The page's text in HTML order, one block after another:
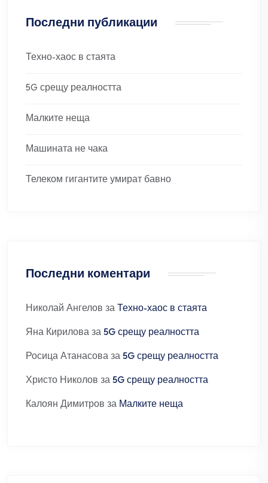
Последни публикации
Техно-хаос в стаята
5G срещу реалността
Малките неща
Машината не чака
Телеком гигантите умират бавно
Последни коментари
Николай Ангелов за Техно-хаос в стаята
Яна Кирилова за 5G срещу реалността
Росица Атанасова за 5G срещу реалността
Христо Николов за 5G срещу реалността
Калоян Димитров за Малките неща